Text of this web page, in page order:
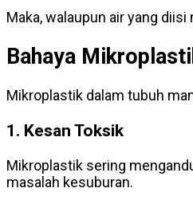
Maka, walaupun air yang
Bahaya
Mikroplastik dalam tubuh
1. Kesan Toksik
Mikroplastik sering
masalah kesuburan.